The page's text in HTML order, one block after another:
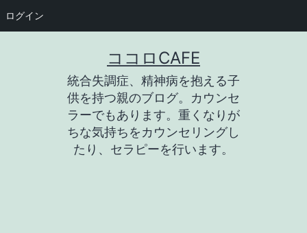
ログイン
ココロCAFE
統合失調症、精神病を抱える子
供を持つ親のブログ。カウンセ
ラーでもあります。重くなりが
ちな気持ちをカウンセリングし
たり、セラピーを行います。